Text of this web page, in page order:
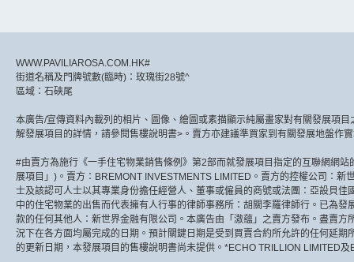
WWW.PAVILIAROSA.COM.HK#
街道名稱及門牌號數(臨時)：玫瑰街28號^
區域：石硤尾
本廣告/宣傳資料內載列的相片、圖像、繪圖或素描顯示純屬畫家對有關發展項
解發展項目的詳情，請參閱售樓說明書>。賣方亦建議準買家到有關發展地盤作
#由賣方為施行《一手住宅物業銷售條例》第2部而就發展項目指定的互聯網網
展項目」)。賣方：BREMONT INVESTMENTS LIMITED。賣方的控權公司：
士及該認可人士以其專業身份擔任經營人、董事或僱員的商號或法團：亞設貝
中的住宅物業的出售而代表擁有人行事的律師事務所：胡關李羅律師行。已為
款的任何其他人：新世界金融有限公司。本廣告由「滶蘊」之賣方發布。盡賣
況下在各方面均屬完成的日期。預計關鍵日期是受到買賣合約所允許的任何延
的更新日期，本發展項目的售樓說明書尚未提供。*ECHO TRILLION LIMITED